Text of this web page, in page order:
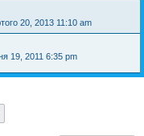
20, 2013 11:10 am
19, 2011 6:35 pm